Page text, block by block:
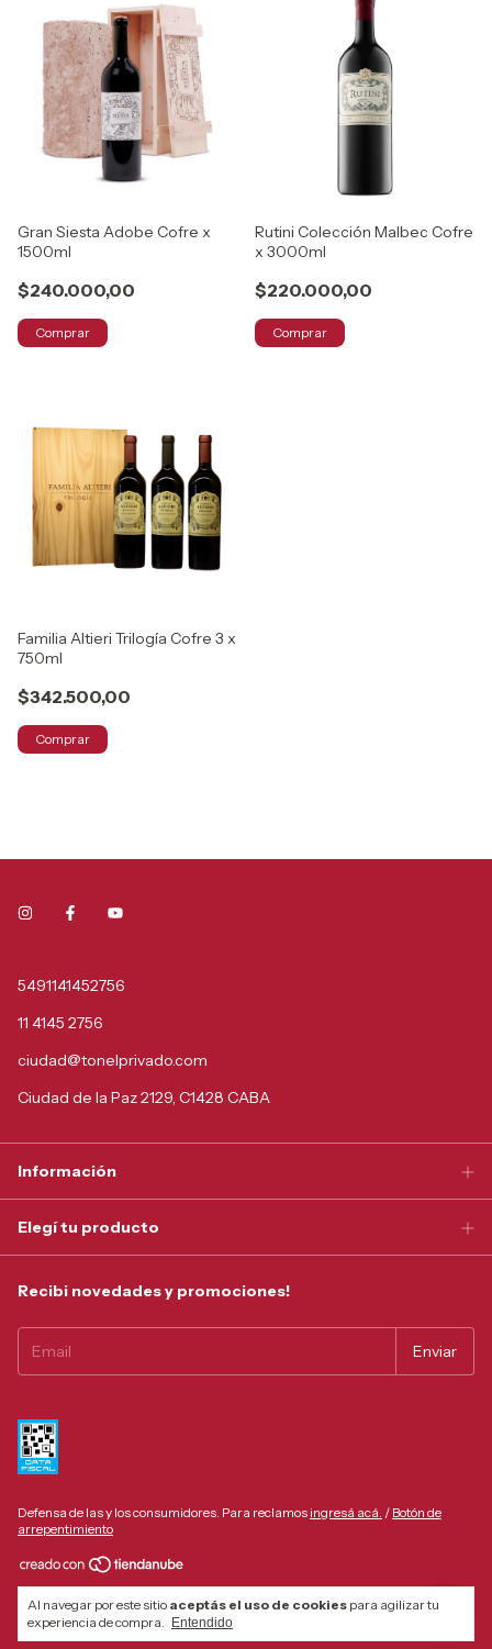
Al navegar por este sitio aceptás el uso de cookies para agilizar tu
experiencia de compra.
Entendido
Gran Siesta Adobe Cofre x
1500ml
$240.000,00
Comprar
Rutini Colección Malbec Cofre
x 3000ml
$220.000,00
Comprar
Familia Altieri Trilogía Cofre 3 x
750ml
$342.500,00
Comprar
5491141452756
11 4145 2756
ciudad@tonelprivado.com
Ciudad de la Paz 2129, C1428 CABA
Información
Elegí tu producto
Recibi novedades y promociones!
Defensa de las y los consumidores. Para reclamos ingresá acá. / Botón de
arrepentimiento
Copyright Tonel Privado - 30550059998 - 2026. Todos los derechos
reservados.